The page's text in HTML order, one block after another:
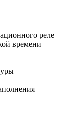
реле
времени